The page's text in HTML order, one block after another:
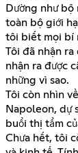
Dường như
toàn bộ giới
tôi biết mọi bí
Tôi đã nhận ra
nhận ra được
những vì sao.
Tôi còn nhìn
Napoleon, dự
buổi thị tẩm
Chưa hết, tôi